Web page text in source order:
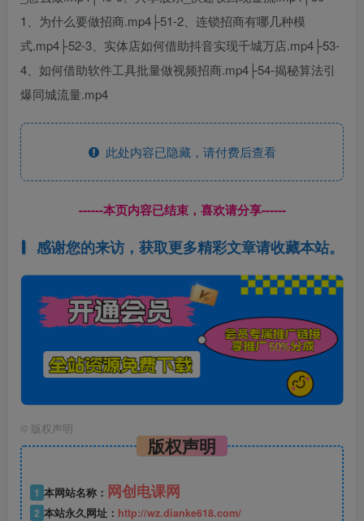
1、为什么要做招商.mp4├51-2、连锁招商有哪几种模
式.mp4├52-3、实体店如何借助抖音实现千城万店.mp4├53-
4、如何借助软件工具批量做视频招商.mp4├54-揭秘算法引
爆同城流量.mp4
此处内容已隐藏，请付费后查看
------本页内容已结束，喜欢请分享------
感谢您的来访，获取更多精彩文章请收藏本站。
© 版权声明
版权声明
1 本网站名称： 网创电课网
2 本站永久网址： http://wz.dianke618.com/